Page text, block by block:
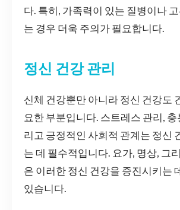
다. 특히, 가족력이 있는 질병이나
는 경우 더욱 주의가 필요합니다.
정신 건강 관리
신체 건강뿐만 아니라 정신 건강도
요한 부분입니다. 스트레스 관리, 충
리고 긍정적인 사회적 관계는 정신
는 데 필수적입니다. 요가, 명상, 그
은 이러한 정신 건강을 증진시키는
있습니다.